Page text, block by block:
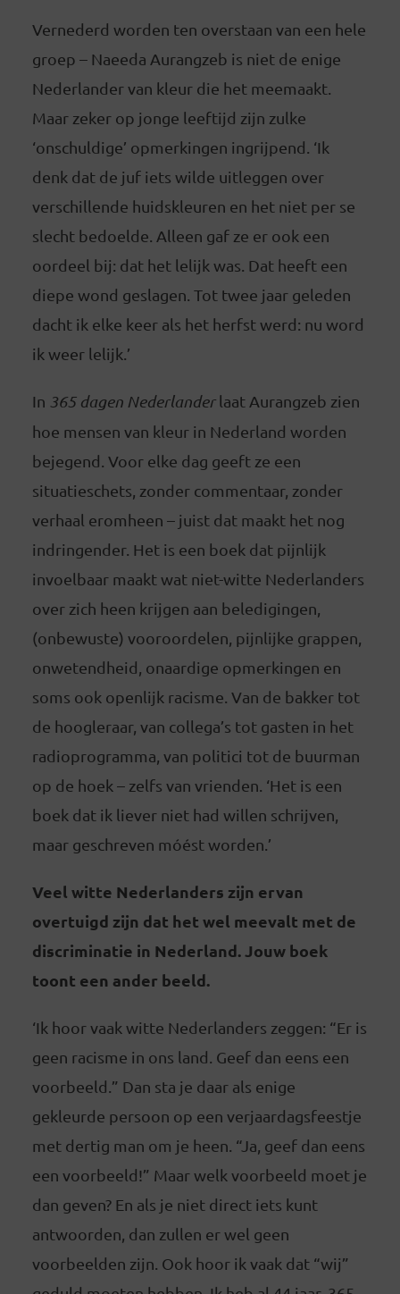
Vernederd worden ten overstaan van een hele
groep – Naeeda Aurangzeb is niet de enige
Nederlander van kleur die het meemaakt.
Maar zeker op jonge leeftijd zijn zulke
‘onschuldige’ opmerkingen ingrijpend. ‘Ik
denk dat de juf iets wilde uitleggen over
verschillende huidskleuren en het niet per se
slecht bedoelde. Alleen gaf ze er ook een
oordeel bij: dat het lelijk was. Dat heeft een
diepe wond geslagen. Tot twee jaar geleden
dacht ik elke keer als het herfst werd: nu word
ik weer lelijk.’
In 365 dagen Nederlanderlaat Aurangzeb zien
hoe mensen van kleur in Nederland worden
bejegend. Voor elke dag geeft ze een
situatieschets, zonder commentaar, zonder
verhaal eromheen – juist dat maakt het nog
indringender. Het is een boek dat pijnlijk
invoelbaar maakt wat niet-witte Nederlanders
over zich heen krijgen aan beledigingen,
(onbewuste) vooroordelen, pijnlijke grappen,
onwetendheid, onaardige opmerkingen en
soms ook openlijk racisme. Van de bakker tot
de hoogleraar, van collega’s tot gasten in het
radioprogramma, van politici tot de buurman
op de hoek – zelfs van vrienden. ‘Het is een
boek dat ik liever niet had willen schrijven,
maar geschreven móést worden.’
Veel witte Nederlanders zijn ervan
overtuigd zijn dat het wel meevalt met de
discriminatie in Nederland. Jouw boek
toont een ander beeld.
‘Ik hoor vaak witte Nederlanders zeggen: “Er is
geen racisme in ons land. Geef dan eens een
voorbeeld.” Dan sta je daar als enige
gekleurde persoon op een verjaardagsfeestje
met dertig man om je heen. “Ja, geef dan eens
een voorbeeld!” Maar welk voorbeeld moet je
dan geven? En als je niet direct iets kunt
antwoorden, dan zullen er wel geen
voorbeelden zijn. Ook hoor ik vaak dat “wij”